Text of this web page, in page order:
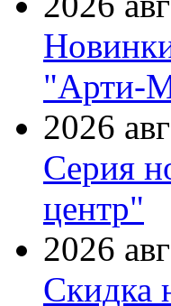
"Арти-
2026
Серия
центр"
2026
Скидка